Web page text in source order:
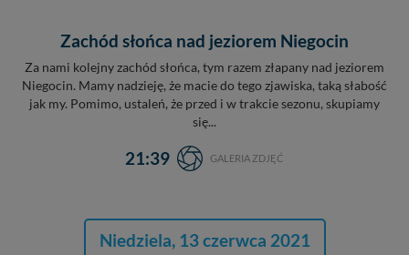
Zachód słońca nad jeziorem Niegocin
Za nami kolejny zachód słońca, tym razem złapany nad jeziorem
Niegocin. Mamy nadzieję, że macie do tego zjawiska, taką słabość
jak my. Pomimo, ustaleń, że przed i w trakcie sezonu, skupiamy
się...
21:39 GALERIA ZDJĘĆ
Niedziela, 13 czerwca 2021